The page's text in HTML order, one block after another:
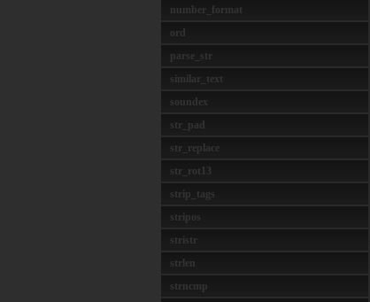
number_format
ord
parse_str
similar_text
soundex
str_pad
str_replace
str_rot13
strip_tags
stripos
stristr
strlen
strncmp